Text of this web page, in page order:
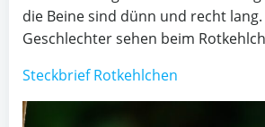
die Beine sind dünn und recht
Geschlechter sehen beim
Steckbrief Rotkehlchen